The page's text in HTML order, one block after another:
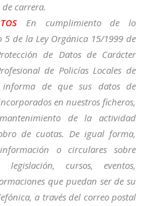
carrera.
En cumplimiento de lo
de la Ley Orgánica 15/1999 de
de Datos de Carácter
de Policías Locales de
informa de que sus datos de
en nuestros ficheros,
de la actividad
de cuotas. De igual forma,
o circulares sobre
legislación, cursos, eventos,
que puedan ser de su
a través del correo postal